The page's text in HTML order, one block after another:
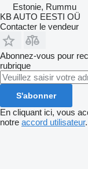
Estonie, Rummu
KB AUTO EESTI OÜ
Contacter le vendeur
Abonnez-vous pour
rubrique
S'abonner
En cliquant ici, vous
notre accord utilisateur.